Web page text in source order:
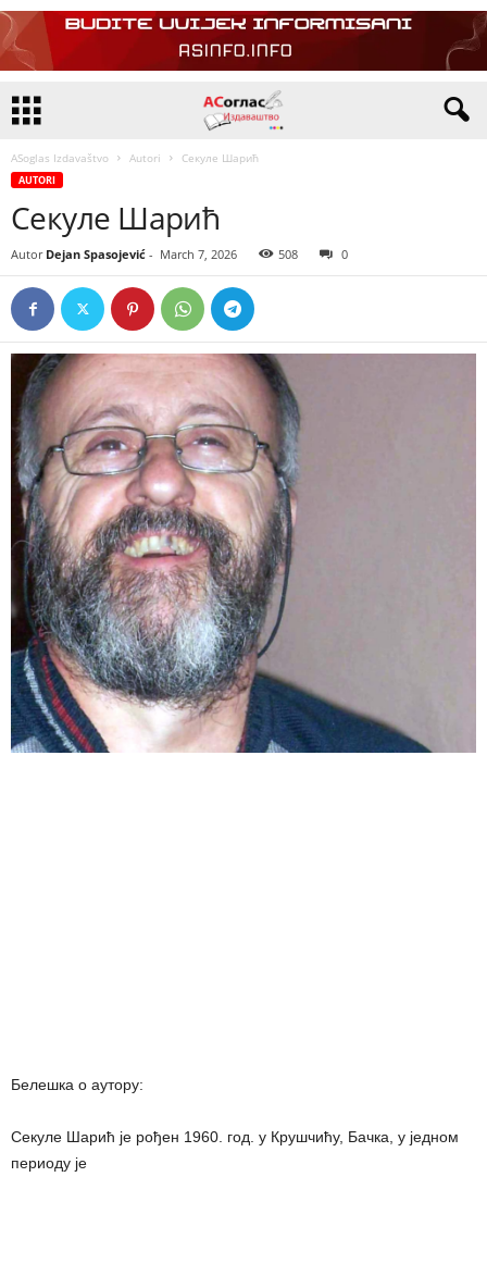
ASoglas Izdavaštvo Autori Секуле Шарић
AUTORI
Секуле Шарић
Autor Dejan Spasojević - March 7, 2026 508 0
Белешка о аутору:
Секуле Шарић је рођен 1960. год. у Крушчићу, Бачка, у једном
периоду је